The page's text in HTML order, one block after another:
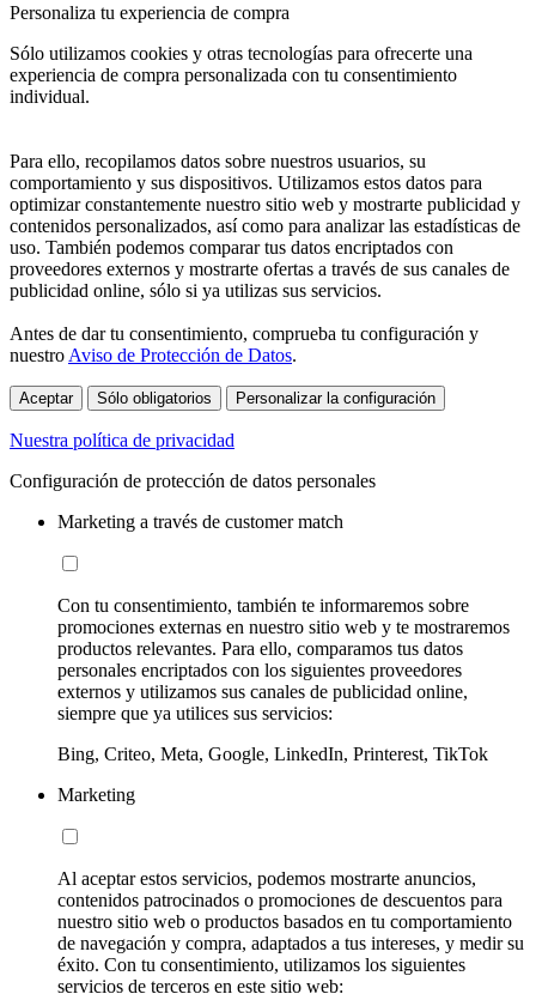
Personaliza tu experiencia de compra
Sólo utilizamos cookies y otras tecnologías para ofrecerte una
experiencia de compra personalizada con tu consentimiento
individual.
Para ello, recopilamos datos sobre nuestros usuarios, su
comportamiento y sus dispositivos. Utilizamos estos datos para
optimizar constantemente nuestro sitio web y mostrarte publicidad y
contenidos personalizados, así como para analizar las estadísticas de
uso. También podemos comparar tus datos encriptados con
proveedores externos y mostrarte ofertas a través de sus canales de
publicidad online, sólo si ya utilizas sus servicios.
Antes de dar tu consentimiento, comprueba tu configuración y
nuestro Aviso de Protección de Datos.
Aceptar Sólo obligatorios Personalizar la configuración
Nuestra política de privacidad
Configuración de protección de datos personales
Marketing a través de customer match
Con tu consentimiento, también te informaremos sobre
promociones externas en nuestro sitio web y te mostraremos
productos relevantes. Para ello, comparamos tus datos
personales encriptados con los siguientes proveedores
externos y utilizamos sus canales de publicidad online,
siempre que ya utilices sus servicios:
Bing, Criteo, Meta, Google, LinkedIn, Printerest, TikTok
Marketing
Al aceptar estos servicios, podemos mostrarte anuncios,
contenidos patrocinados o promociones de descuentos para
nuestro sitio web o productos basados en tu comportamiento
de navegación y compra, adaptados a tus intereses, y medir su
éxito. Con tu consentimiento, utilizamos los siguientes
servicios de terceros en este sitio web: